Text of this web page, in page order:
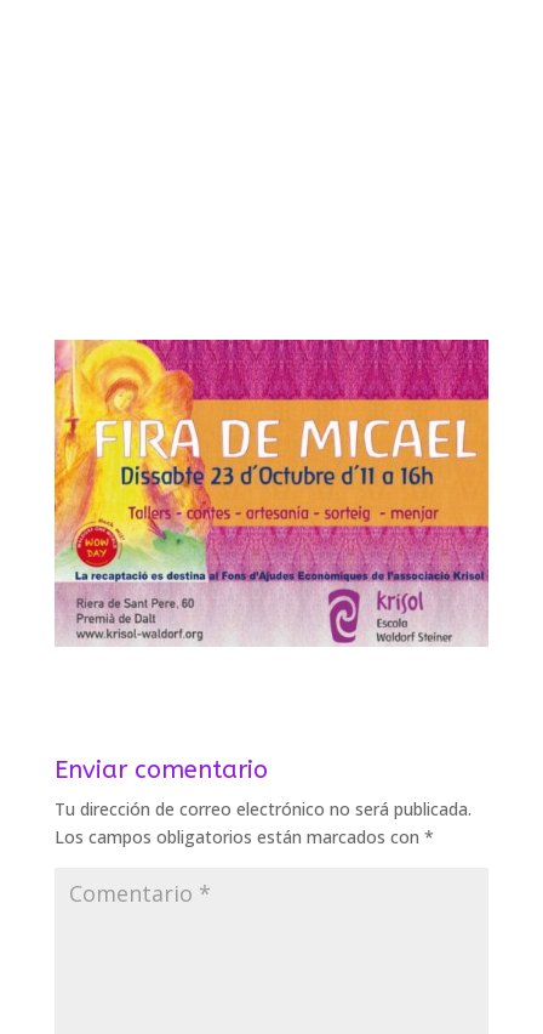
Enviar comentario
Tu dirección de correo electrónico no será publicada.
Los campos obligatorios están marcados con *